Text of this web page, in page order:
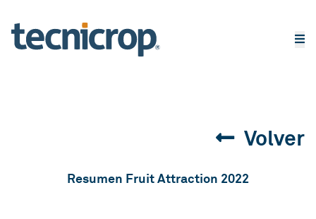
Resumen Fruit Attraction 2022
Volver